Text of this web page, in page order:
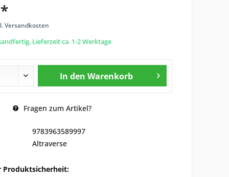
Versandkosten
Lieferzeit ca. 1-2 Werktage
In den Warenkorb
Fragen zum Artikel?
9783963589997
Altraverse
Produktsicherheit: